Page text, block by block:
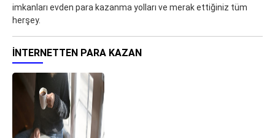
imkanları evden para kazanma yolları ve merak ettiğiniz tüm
herşey.
İNTERNETTEN PARA KAZAN